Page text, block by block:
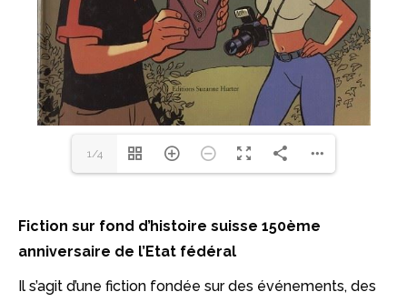
1/4
Fiction sur fond d’histoire suisse 150ème
anniversaire de l’Etat fédéral
Il s’agit d’une fiction fondée sur des événements, des